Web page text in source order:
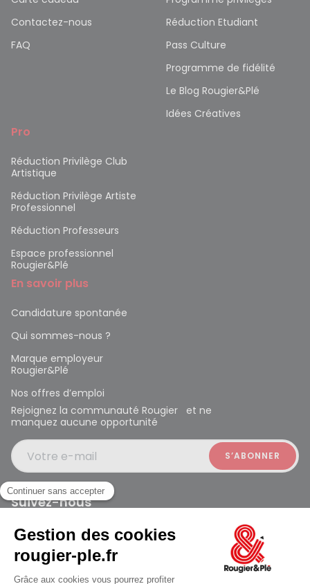
Ferme à 19:00
Contactez-nous
FAQ
Réduction Etudiant
Pass Culture
Programme de fidélité
Le Blog Rougier&Plé
Idées Créatives
Pro
Réduction Privilège Club
Artistique
Réduction Privilège Artiste
Professionnel
Réduction Professeurs
Espace professionnel
Rougier&Plé
En savoir plus
Candidature spontanée
Qui sommes-nous ?
Marque employeur
Rougier&Plé
Nos offres d’emploi
Rejoignez la communauté Rougier et ne
manquez aucune opportunité
Votre e-mail
Suivez-nous
Rougier et Plé 2024 Copyright